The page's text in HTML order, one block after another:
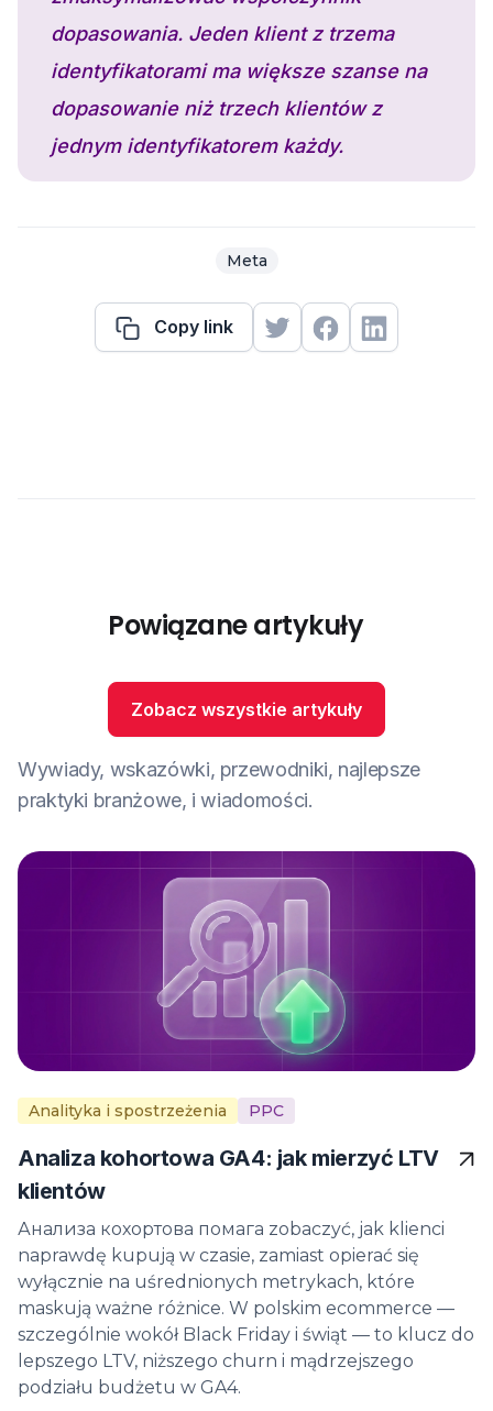
dopasowania. Jeden klient z trzema
identyfikatorami ma większe szanse na
dopasowanie niż trzech klientów z
jednym identyfikatorem każdy.
Meta
Copy link
Powiązane artykuły
Zobacz wszystkie artykuły
Wywiady, wskazówki, przewodniki, najlepsze
praktyki branżowe, i wiadomości.
Analityka i spostrzeżenia PPC
Analiza kohortowa GA4: jak mierzyć LTV
klientów
Анализа кохортова помага zobaczyć, jak klienci
naprawdę kupują w czasie, zamiast opierać się
wyłącznie na uśrednionych metrykach, które
maskują ważne różnice. W polskim ecommerce —
szczególnie wokół Black Friday i świąt — to klucz do
lepszego LTV, niższego churn i mądrzejszego
podziału budżetu w GA4.